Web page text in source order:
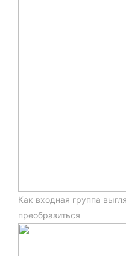
Как входная группа
преобразиться